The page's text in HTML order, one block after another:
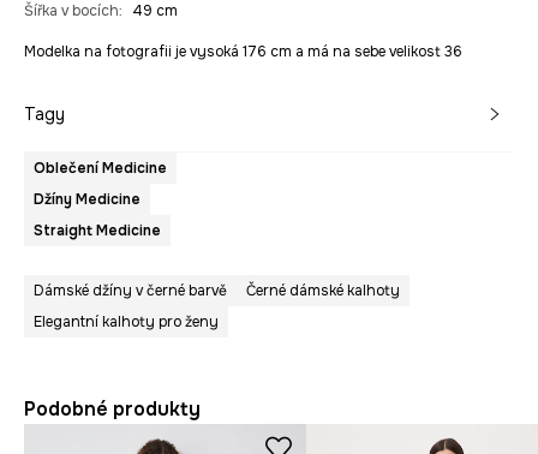
Šířka v bocích: 49 cm
Modelka na fotografii je vysoká 176 cm a má na sebe velikost 36
Tagy
Oblečení Medicine
Džíny Medicine
Straight Medicine
Dámské džíny v černé barvě
Černé dámské kalhoty
Elegantní kalhoty pro ženy
Podobné produkty